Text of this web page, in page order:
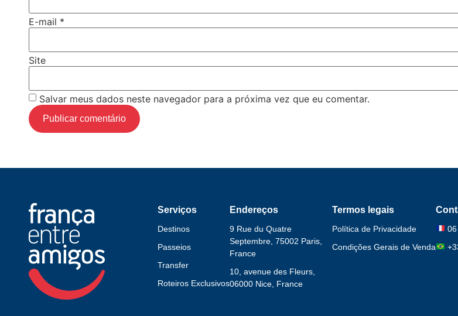
E-mail *
Site
Salvar meus dados neste navegador para a próxima vez que eu comentar.
Serviços
Destinos
Passeios
Transfer
Roteiros Exclusivos
Endereços
9 Rue du Quatre
Septembre, 75002 Paris,
France
10, avenue des Fleurs,
06000 Nice, France
Termos legais
Política de Privacidade
Condições Gerais de Venda